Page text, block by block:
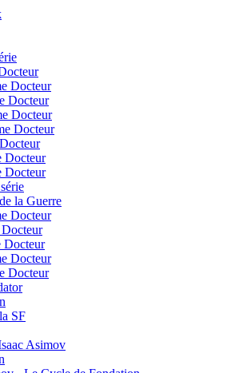
Docteur
Docteur
Docteur
Docteur
Docteur
Docteur
la Guerre
Docteur
Docteur
Docteur
Docteur
SF
Asimov